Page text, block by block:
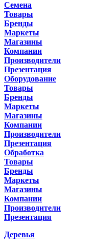
Семена
Товары
Бренды
Маркеты
Магазины
Компании
Производители
Презентация
Оборудование
Товары
Бренды
Маркеты
Магазины
Компании
Производители
Презентация
Обработка
Товары
Бренды
Маркеты
Магазины
Компании
Производители
Презентация
Деревья